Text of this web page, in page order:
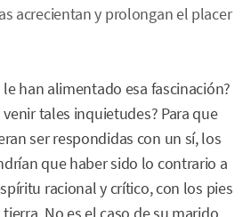
acrecientan y prolongan el placer
han alimentado esa fascinación?
tales inquietudes? Para que
ser respondidas con un sí, los
que haber sido lo contrario a
racional y crítico, con los pies